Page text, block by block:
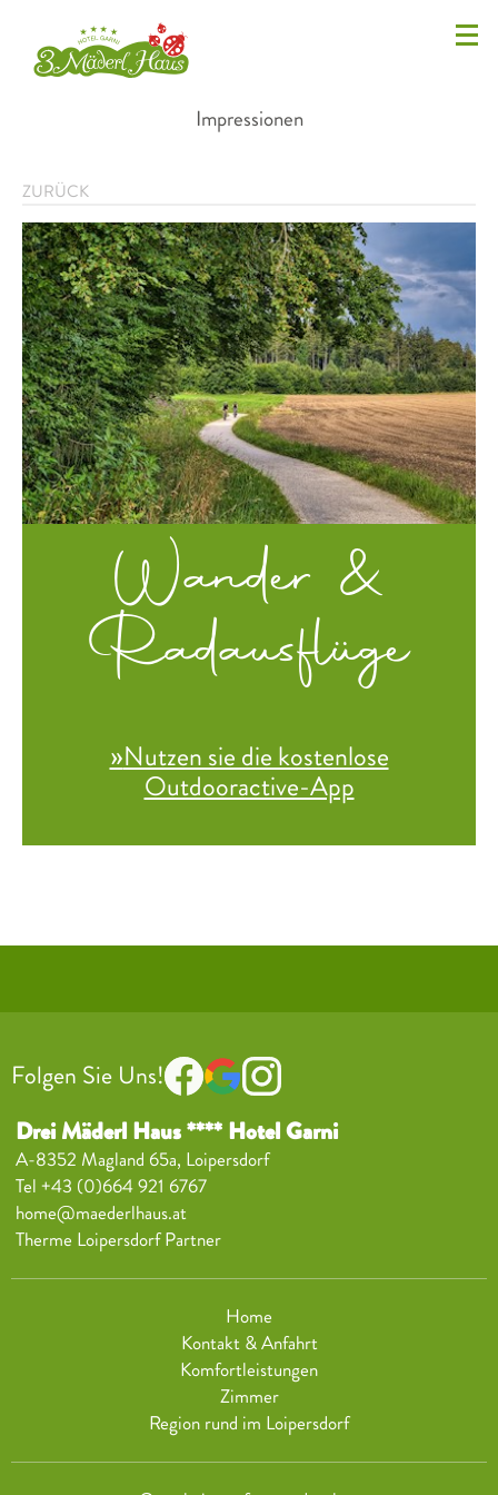
Impressionen
ZURÜCK
Wander &
Radausflüge
Nutzen sie die kostenlose
Outdooractive-App
Folgen Sie Uns!
Drei Mäderl Haus **** Hotel Garni
A-8352 Magland 65a, Loipersdorf
Tel+43 (0)664 921 6767
home@maederlhaus.at
Therme Loipersdorf Partner
Home
Kontakt & Anfahrt
Komfortleistungen
Zimmer
Region rund im Loipersdorf